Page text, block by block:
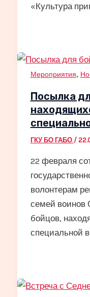
«Культура
Мероприятия,
Посылка
ГКУ БО ГАБО /
22 февраля
волонтерам
семей воинов
бойцов,
специальной